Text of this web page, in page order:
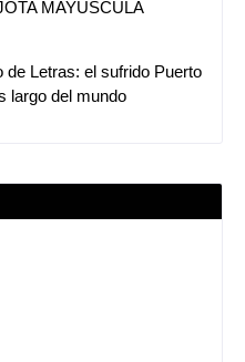
MAYÚSCULA
Letras: el sufrido Puerto
largo del mundo